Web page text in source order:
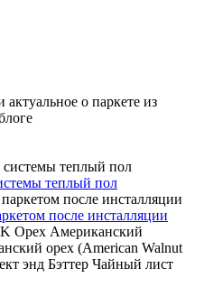
актуальное о паркете из
теплый пол
после инсталляции